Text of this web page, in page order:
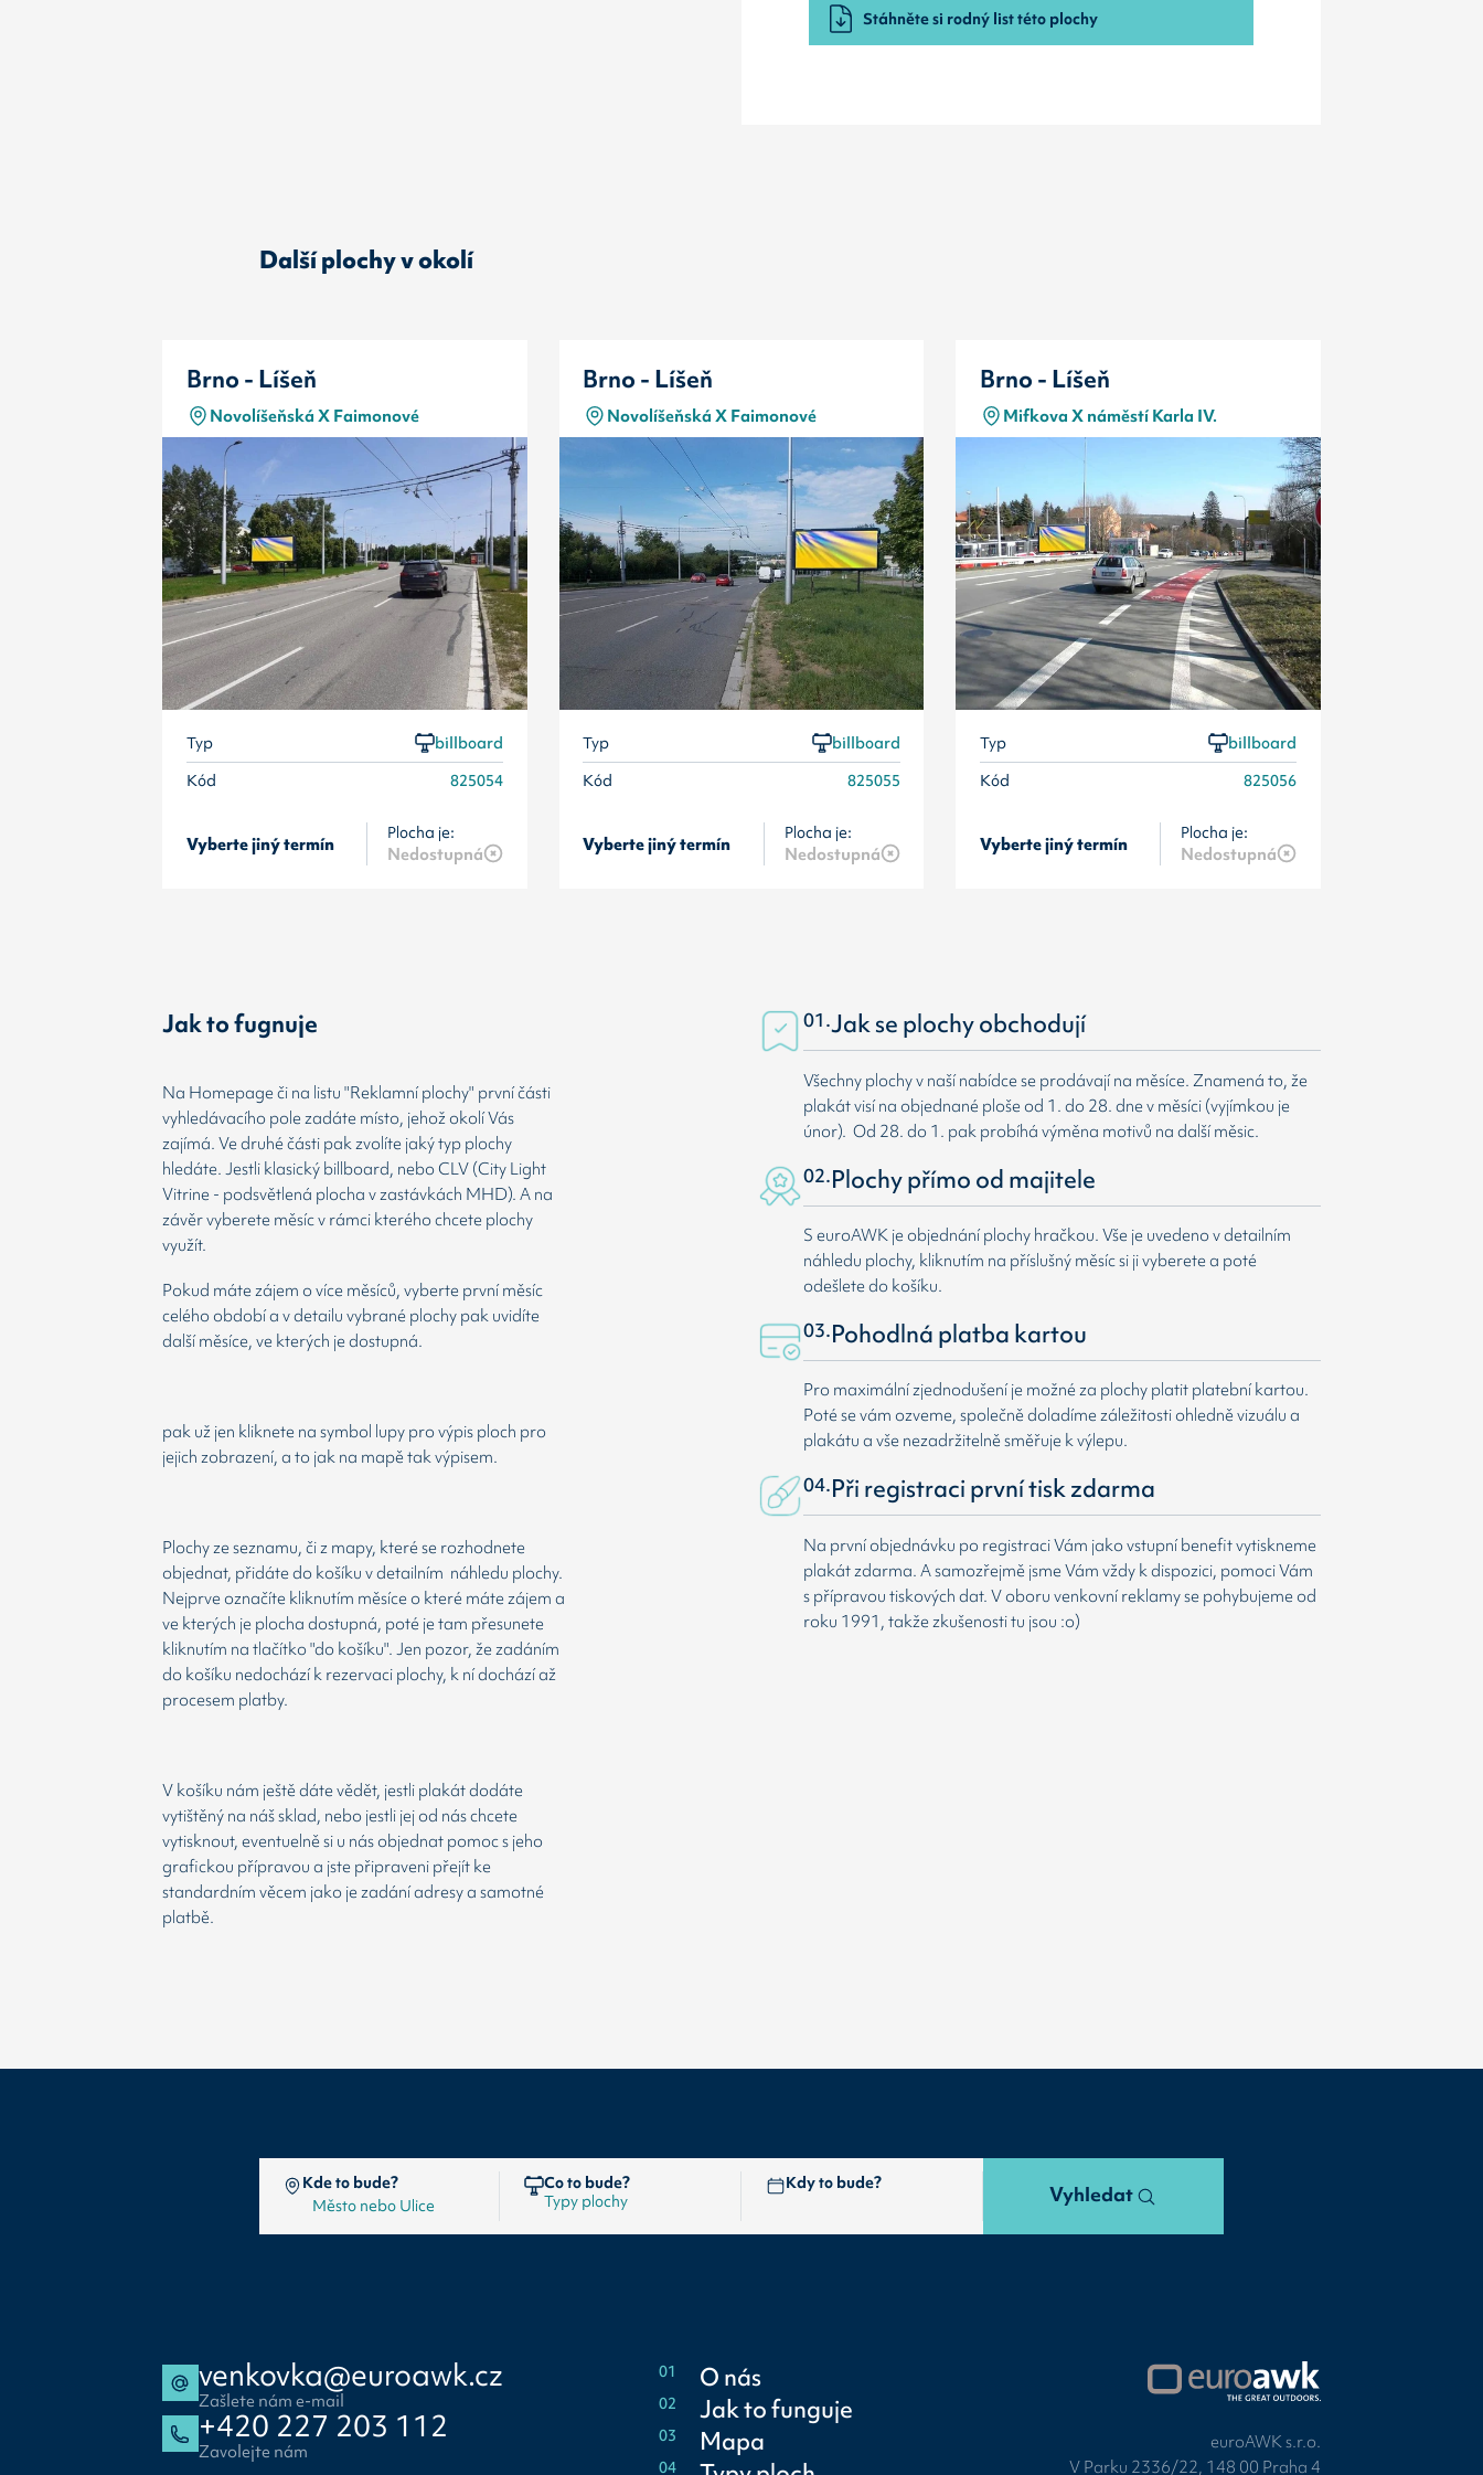
Stáhněte si rodný list této plochy
Další plochy v okolí
Brno - Líšeň
Novolíšeňská X Faimonové
Typ
billboard
Kód
825054
Vyberte jiný termín Plocha je:
Nedostupná
Brno - Líšeň
Novolíšeňská X Faimonové
Typ
billboard
Kód
825055
Vyberte jiný termín Plocha je:
Nedostupná
Brno - Líšeň
Mifkova X náměstí Karla IV.
Typ
billboard
Kód
825056
Vyberte jiný termín Plocha je:
Nedostupná
Jak to fugnuje
Na Homepage či na listu "Reklamní plochy" první části
vyhledávacího pole zadáte místo, jehož okolí Vás
zajímá. Ve druhé části pak zvolíte jaký typ plochy
hledáte. Jestli klasický billboard, nebo CLV (City Light
Vitrine - podsvětlená plocha v zastávkách MHD). A na
závěr vyberete měsíc v rámci kterého chcete plochy
využít.
Pokud máte zájem o více měsíců, vyberte první měsíc
celého období a v detailu vybrané plochy pak uvidíte
další měsíce, ve kterých je dostupná.
pak už jen kliknete na symbol lupy pro výpis ploch pro
jejich zobrazení, a to jak na mapě tak výpisem.
Plochy ze seznamu, či z mapy, které se rozhodnete
objednat, přidáte do košíku v detailním náhledu plochy.
Nejprve označíte kliknutím měsíce o které máte zájem a
ve kterých je plocha dostupná, poté je tam přesunete
kliknutím na tlačítko "do košíku". Jen pozor, že zadáním
do košíku nedochází k rezervaci plochy, k ní dochází až
procesem platby.
V košíku nám ještě dáte vědět, jestli plakát dodáte
vytištěný na náš sklad, nebo jestli jej od nás chcete
vytisknout, eventuelně si u nás objednat pomoc s jeho
grafickou přípravou a jste připraveni přejít ke
standardním věcem jako je zadání adresy a samotné
platbě.
01.Jak se plochy obchodují
Všechny plochy v naší nabídce se prodávají na měsíce. Znamená to, že
plakát visí na objednané ploše od 1. do 28. dne v měsíci (vyjímkou je
únor). Od 28. do 1. pak probíhá výměna motivů na další měsic.
02.Plochy přímo od majitele
S euroAWK je objednání plochy hračkou. Vše je uvedeno v detailním
náhledu plochy, kliknutím na příslušný měsíc si ji vyberete a poté
odešlete do košíku.
03.Pohodlná platba kartou
Pro maximální zjednodušení je možné za plochy platit platební kartou.
Poté se vám ozveme, společně doladíme záležitosti ohledně vizuálu a
plakátu a vše nezadržitelně směřuje k výlepu.
04.Při registraci první tisk zdarma
Na první objednávku po registraci Vám jako vstupní benefit vytiskneme
plakát zdarma. A samozřejmě jsme Vám vždy k dispozici, pomoci Vám
s přípravou tiskových dat. V oboru venkovní reklamy se pohybujeme od
roku 1991, takže zkušenosti tu jsou :o)
Kde to bude? Co to bude? Kdy to bude? Vyhledat
venkovka@euroawk.cz
Zašlete nám e-mail
+420 227 203 112
Zavolejte nám
01 O nás
02 Jak to funguje
03 Mapa
04
euroAWK s.r.o.
V Parku 2336/22, 148 00 Praha 4